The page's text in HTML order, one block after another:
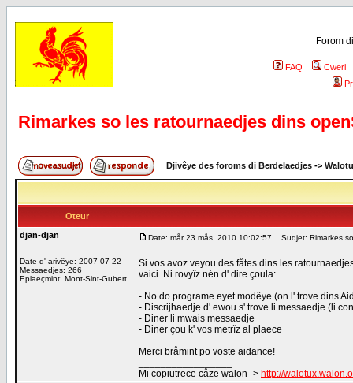
Forom
FAQ
Cweri
Rimarkes so les ratournaedjes dins
Djivêye des foroms di Berdelaedjes ->
Oteur
djan-djan
Date d' arivêye: 2007-07-22
Messaedjes: 266
Eplaeçmint: Mont-Sint-Gubert
Date: mår 23 mås, 2010 10:02:57 Sudjet: Rimarkes
Si vos avoz veyou des fåtes dins les
vaici. Ni rovyîz nén d' dire çoula:
- No do programe eyet modêye (on l' trove dins
- Discrijhaedje d' ewou s' trove li messaedje (li
- Diner li mwais messaedje
- Diner çou k' vos metrîz al plaece
Merci bråmint po voste aidance!
Mi copiutrece cåze walon -> http://